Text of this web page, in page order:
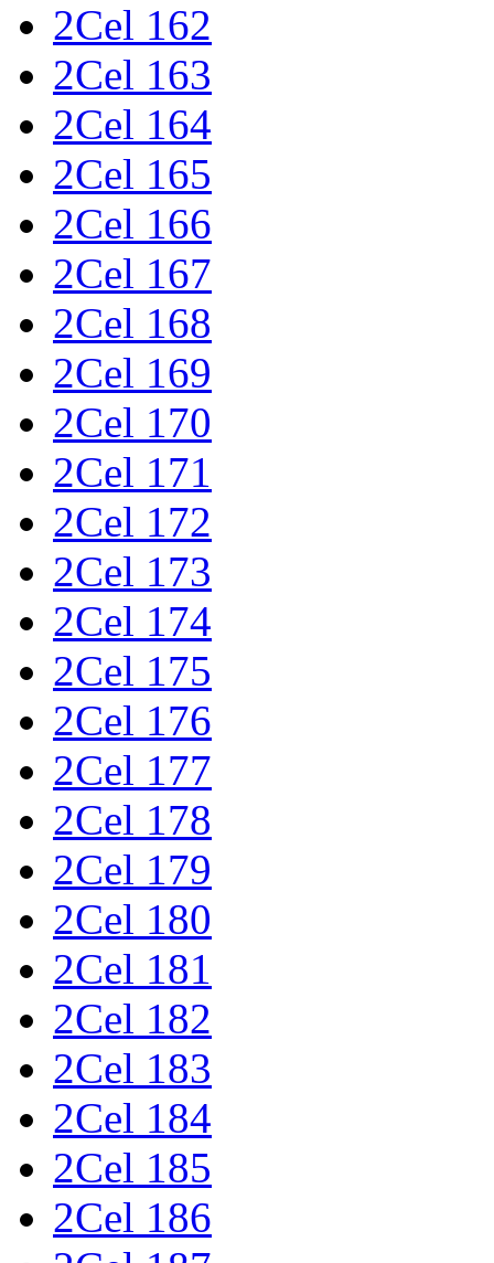
2Cel 162
2Cel 163
2Cel 164
2Cel 165
2Cel 166
2Cel 167
2Cel 168
2Cel 169
2Cel 170
2Cel 171
2Cel 172
2Cel 173
2Cel 174
2Cel 175
2Cel 176
2Cel 177
2Cel 178
2Cel 179
2Cel 180
2Cel 181
2Cel 182
2Cel 183
2Cel 184
2Cel 185
2Cel 186